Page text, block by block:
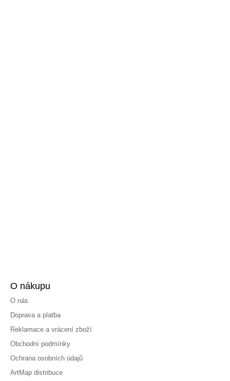
O nákupu
O nás
Doprava a platba
Reklamace a vrácení zboží
Obchodní podmínky
Ochrana osobních údajů
ArtMap distribuce